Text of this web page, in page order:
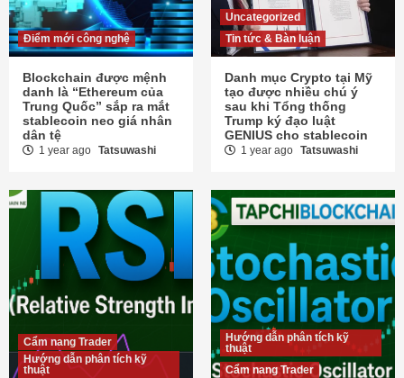
Điểm mới công nghệ
Blockchain được mệnh
danh là “Ethereum của
Trung Quốc” sắp ra mắt
stablecoin neo giá nhân
dân tệ
1 year ago Tatsuwashi
Uncategorized
Tin tức & Bàn luận
Danh mục Crypto tại Mỹ
tạo được nhiều chú ý
sau khi Tổng thống
Trump ký đạo luật
GENIUS cho stablecoin
1 year ago Tatsuwashi
Cẩm nang Trader
Hướng dẫn phân tích kỹ
thuật
Hướng dẫn phân tích kỹ
thuật
Cẩm nang Trader